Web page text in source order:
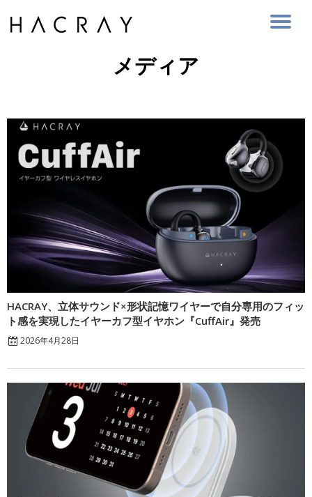
Skip
メディア
HACRAY、立体サウンド×形状記憶ワイヤーで自分専用のフィッ
ト感を実現したイヤーカフ型イヤホン『CuffAir』発売
2026年4月28日